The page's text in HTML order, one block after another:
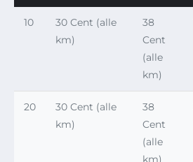
10
30 Cent (alle
km)
38
Cent
(alle
km)
20
30 Cent (alle
km)
38
Cent
(alle
km)